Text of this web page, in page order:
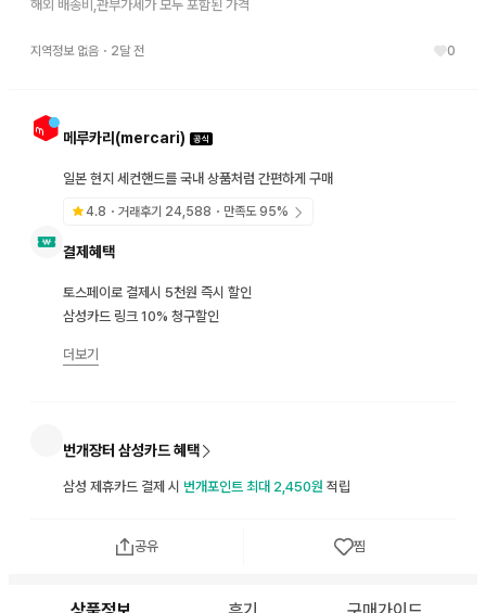
해외 배송비,관부가세가 모두 포함된 가격
지역정보 없음 ・ 2달 전 0
메루카리(mercari)
일본 현지 세컨핸드를 국내 상품처럼 간편하게 구매
4.8 ・거래후기 24,588 ・만족도95%
결제혜택
토스페이로 결제시 5천원 즉시 할인
삼성카드 링크 10% 청구할인
더보기
번개장터 삼성카드 혜택
삼성 제휴카드 결제 시 번개포인트 최대 2,450원 적립
공유 찜